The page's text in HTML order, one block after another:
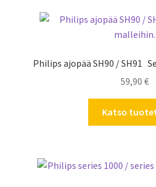
Philips ajopää SH90 / SH91
59,90 €
Katso